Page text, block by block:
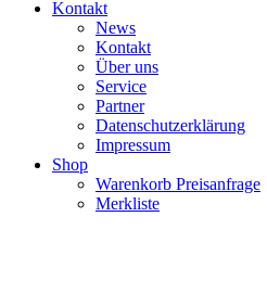
Kontakt
News
Kontakt
Über uns
Service
Partner
Datenschutzerklärung
Impressum
Shop
Warenkorb Preisanfrage
Merkliste